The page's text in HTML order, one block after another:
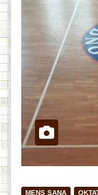
MENS SANA